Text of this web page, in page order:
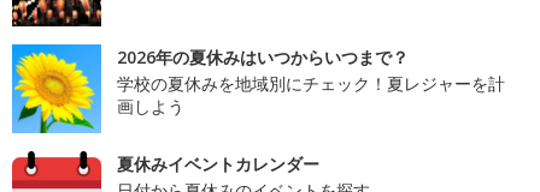
2026年の夏休みはいつからいつまで？
学校の夏休みを地域別にチェック！夏レジャーを計
画しよう
夏休みイベントカレンダー